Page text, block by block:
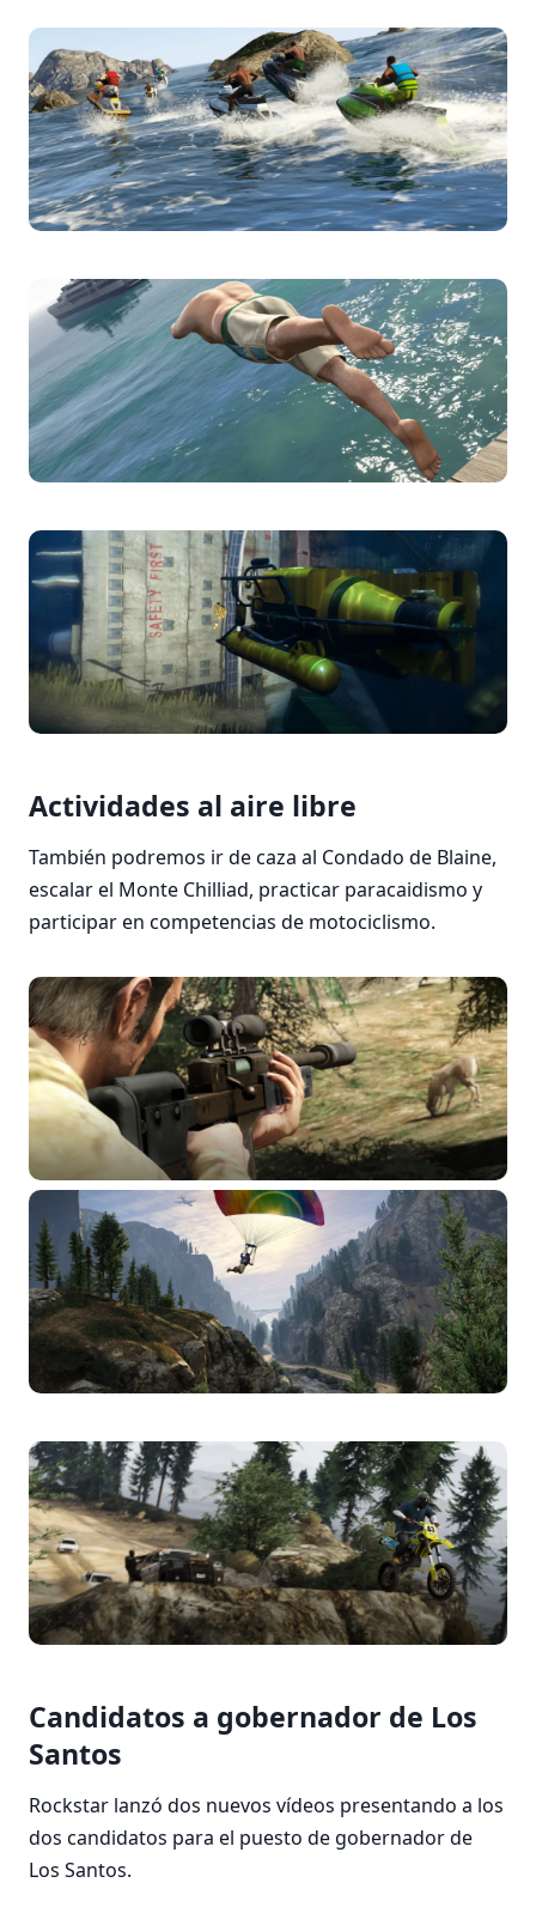
Actividades al aire libre
También podremos ir de caza al Condado de Blaine,
escalar el Monte Chilliad, practicar paracaidismo y
participar en competencias de motociclismo.
Candidatos a gobernador de Los
Santos
Rockstar lanzó dos nuevos vídeos presentando a los
dos candidatos para el puesto de gobernador de
Los Santos.